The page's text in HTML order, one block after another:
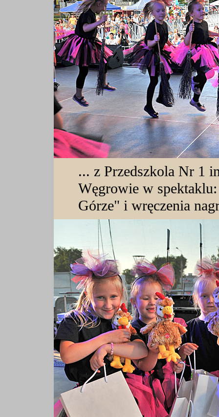
... z Przedszkola Nr 1
Węgrowie w
Górze" i wręczenia